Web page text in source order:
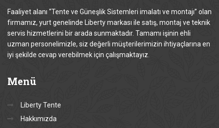
Faaliyet alanı “Tente ve Güneşlik Sistemleri imalatı ve montajı” olan
firmamız, yurt genelinde Liberty markası ile satış, montaj ve teknik
servis hizmetlerini bir arada sunmaktadır. Tamamı işinin ehli
uzman personelimizle, siz değerli müşterilerimizin ihtiyaçlarına en
iyi şekilde cevap verebilmek için çalışmaktayız.
Menü
Liberty Tente
Hakkımızda